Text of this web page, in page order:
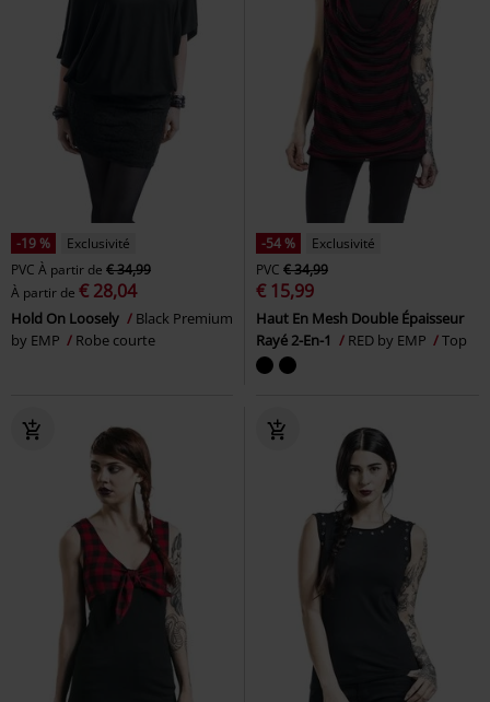
-19 %
Exclusivité
PVC À partir de € 34,99
À partir de € 28,04
Hold On Loosely
Black Premium
by EMP
Robe courte
-54 %
Exclusivité
PVC € 34,99
€ 15,99
Haut En Mesh Double Épaisseur
Rayé 2-En-1
RED by EMP Top